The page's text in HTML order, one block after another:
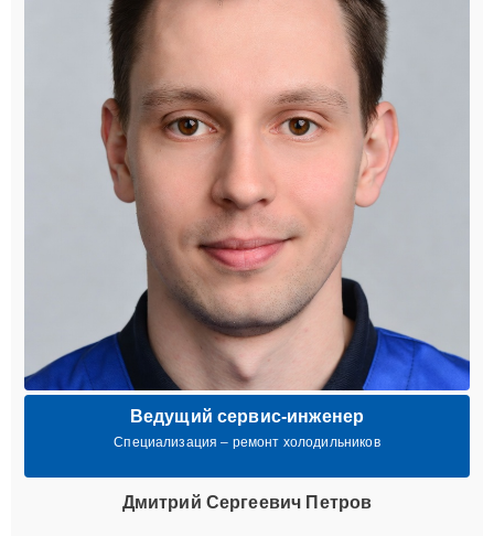
Ведущий сервис-инженер
Специализация – ремонт холодильников
Дмитрий Сергеевич Петров